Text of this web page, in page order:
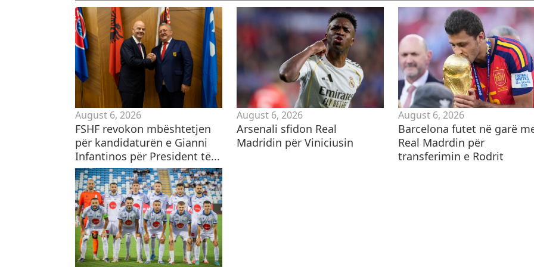
August 6, 2026
FSHF revokon mbështetjen
për kandidaturën e Gianni
Infantinos për President të...
August 6, 2026
​Arsenali sfidon Real
Madridin për Viniciusin
August 6, 2026
Barcelona futet në garë
Real Madrdin për
transferimin e Rodrit